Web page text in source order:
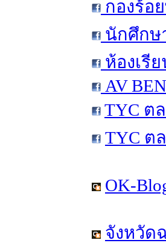
กองร้อ
นักศึกษ
ห้องเรี
AV
TYC ต
TYC ต
OK-
จังหวัด